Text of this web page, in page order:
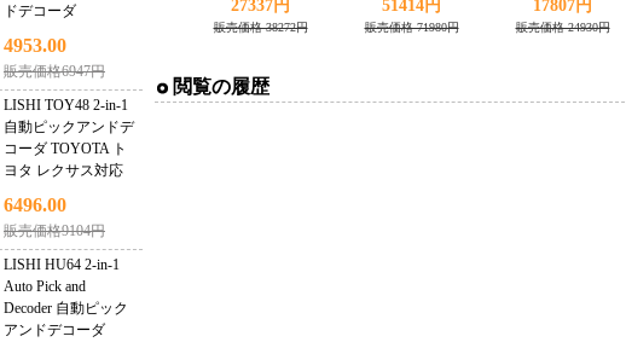
ドデコーダ
4953.00
販売価格6947円
LISHI TOY48 2-in-1
自動ピックアンドデ
コーダ TOYOTA ト
ヨタ レクサス対応
6496.00
販売価格9104円
LISHI HU64 2-in-1
Auto Pick and
Decoder 自動ピック
アンドデコーダ
Works with CONDOR
XC-MINI Master
27337円
販売価格 38272円
BMW E/Mini Cooper
対応
51414円
販売価格 71980円
(Left side) for
MOTTURA 2M014
17807円
販売価格 24930円
閲覧の履歴